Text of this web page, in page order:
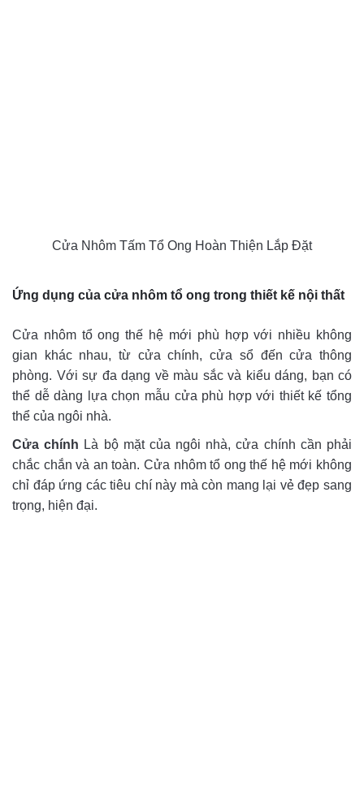
Cửa Nhôm Tấm Tổ Ong Hoàn Thiện Lắp Đặt
Ứng dụng của cửa nhôm tổ ong trong thiết kế nội thất
Cửa nhôm tổ ong thế hệ mới phù hợp với nhiều không
gian khác nhau, từ cửa chính, cửa sổ đến cửa thông
phòng. Với sự đa dạng về màu sắc và kiểu dáng, bạn có
thể dễ dàng lựa chọn mẫu cửa phù hợp với thiết kế tổng
thể của ngôi nhà.
Cửa chính Là bộ mặt của ngôi nhà, cửa chính cần phải
chắc chắn và an toàn. Cửa nhôm tổ ong thế hệ mới không
chỉ đáp ứng các tiêu chí này mà còn mang lại vẻ đẹp sang
trọng, hiện đại.